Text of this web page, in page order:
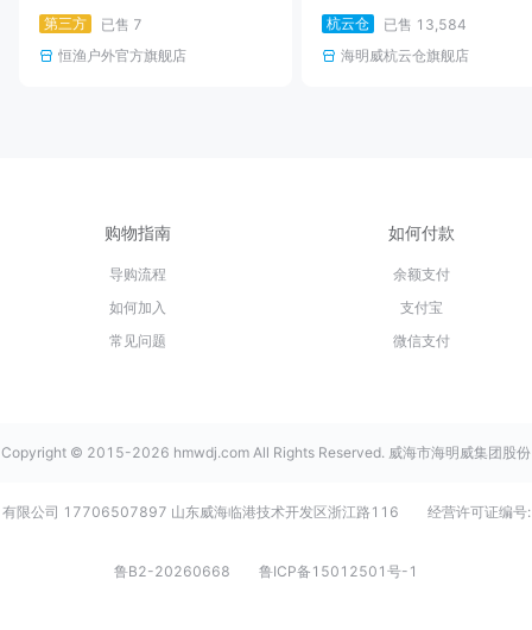
第三方
已售 7
恒渔户外官方旗舰店
杭云仓
已售 13,584
海明威杭云仓旗舰店
购物指南
导购流程
如何加入
常见问题
如何付款
余额支付
支付宝
微信支付
Copyright © 2015-2026 hmwdj.com All Rights Reserved. 威海市海明威集团股份
有限公司 17706507897 山东威海临港技术开发区浙江路116 经营许可证编号:
鲁B2-20260668 鲁ICP备15012501号-1